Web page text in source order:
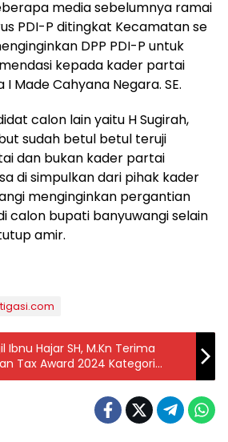
media sebelumnya ramai
PDI-P ditingkat Kecamatan se
DPP PDI-P untuk
kepada kader partai
Made Cahyana Negara. SE.
calon lain yaitu H Sugirah,
sudah betul betul teruji
dan bukan kader partai
di simpulkan dari pihak kader
menginginkan pergantian
calon bupati banyuwangi selain
amir.
Ibnu Hajar SH, M.Kn Terima
Tax Award 2024 Kategori
Pajak Daerah